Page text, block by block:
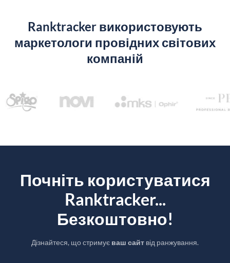
Ranktracker використовують
маркетологи провідних світових
компаній
Почніть користуватися
Ranktracker...
Безкоштовно!
Дізнайтеся, що стримує ваш сайт від ранжування.